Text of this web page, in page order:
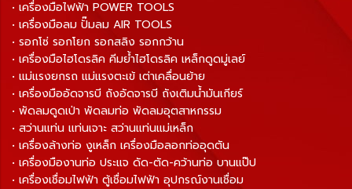
• เครื่องมือไฟฟ้า POWER TOOLS
• เครื่องมือลม ปั๊มลม AIR TOOLS
• รอกโซ่ รอกโยก รอกสลิง รอกกว้าน
• เครื่องมือไฮโดรลิค คีมย้ำไฮโดรลิค เหล็กดูดมู่เลย์
• แม่แรงยกรถ แม่แรงตะเข้ เต่าเคลื่อนย้าย
• เครื่องมืออัดจารบี ถังอัดจารบี ถังเติมน้ำมันเกียร์
• พัดลมดูดเป่า พัดลมท่อ พัดลมอุตสาหกรรม
• สว่านแท่น แท่นเจาะ สว่านแท่นแม่เหล็ก
• เครื่องล้างท่อ งูเหล็ก เครื่องมือลอกท่ออุดตัน
• เครื่องมืองานท่อ ประแจ ดัด-ตัด-คว้านท่อ บานแป๊ป
• เครื่องเชื่อมไฟฟ้า ตู้เชื่อมไฟฟ้า อุปกรณ์งานเชื่อม